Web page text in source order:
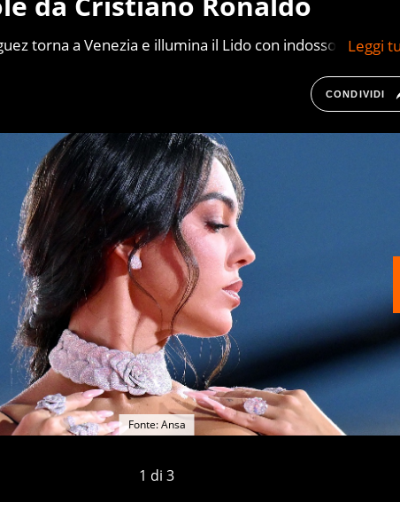
torna a Venezia e illumina il Lido con indosso un lungo
CONDIVIDI
1 di 3
Fonte: Ansa